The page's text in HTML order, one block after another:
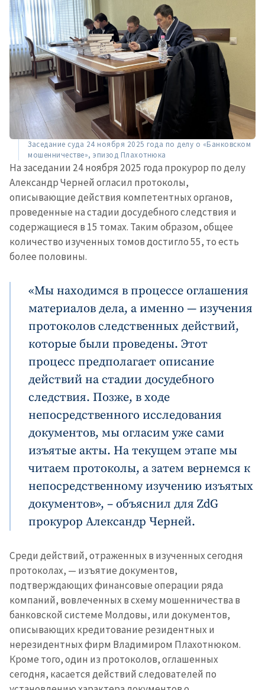
Заседание суда 24 ноября 2025 года по делу о «Банковском
мошенничестве», эпизод Плахотнюка
На заседании 24 ноября 2025 года прокурор по делу
Александр Черней огласил протоколы,
описывающие действия компетентных органов,
проведенные на стадии досудебного следствия и
содержащиеся в 15 томах. Таким образом, общее
количество изученных томов достигло 55, то есть
более половины.
«Мы находимся в процессе оглашения
материалов дела, а именно — изучения
протоколов следственных действий,
которые были проведены. Этот
процесс предполагает описание
действий на стадии досудебного
следствия. Позже, в ходе
непосредственного исследования
документов, мы огласим уже сами
изъятые акты. На текущем этапе мы
читаем протоколы, а затем вернемся к
непосредственному изучению изъятых
документов», – объяснил для ZdG
прокурор Александр Черней.
Среди действий, отраженных в изученных сегодня
протоколах, — изъятие документов,
подтверждающих финансовые операции ряда
компаний, вовлеченных в схему мошенничества в
банковской системе Молдовы, или документов,
описывающих кредитование резидентных и
нерезидентных фирм Владимиром Плахотнюком.
Кроме того, один из протоколов, оглашенных
сегодня, касается действий следователей по